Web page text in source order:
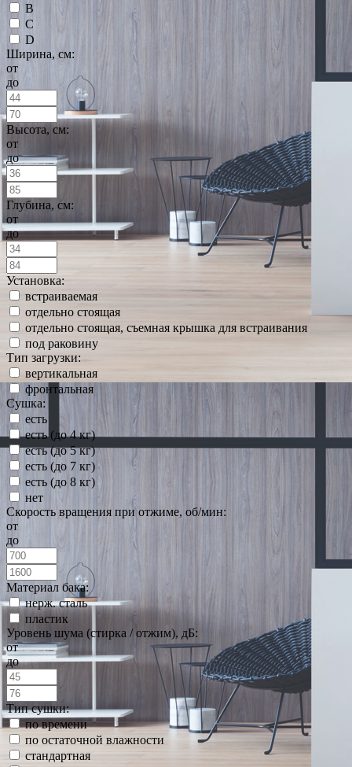
B
C
D
Ширина, см:
от
до
Высота, см:
от
до
Глубина, см:
от
до
Установка:
встраиваемая
отдельно стоящая
отдельно стоящая, съемная крышка для встраивания
под раковину
Тип загрузки:
вертикальная
фронтальная
Сушка:
есть
есть (до 4 кг)
есть (до 5 кг)
есть (до 7 кг)
есть (до 8 кг)
нет
Скорость вращения при отжиме, об/мин:
от
до
Материал бака:
нерж. сталь
пластик
Уровень шума (стирка / отжим), дБ:
от
до
Тип сушки:
по времени
по остаточной влажности
стандартная